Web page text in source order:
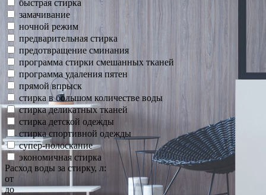
быстрая стирка
замачивание
ночной режим
предварительная стирка
предотвращение сминания
программа стирки смешанных тканей
программа удаления пятен
прямой впрыск
стирка в большом количестве воды
стирка деликатных тканей
стирка детской одежды
стирка спортивной одежды
супер-полоскание
экономичная стирка
Расход воды за стирку, л:
от
до